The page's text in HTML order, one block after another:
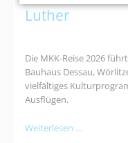
Luther
Die MKK-Reise 2026
Bauhaus Dessau,
vielfältiges
Ausflügen.
Weiterlesen …Kultur-